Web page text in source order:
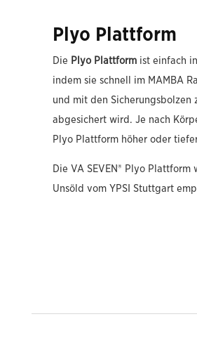
Plyo Plattform
Die Plyo Plattformist einfach
indem sie schnell im MAMBA
und mit den Sicherungsbolzen
abgesichert wird. Je nach
Plyo Plattform höher oder
Die VA SEVEN® Plyo
Unsöld vom YPSI Stuttgart